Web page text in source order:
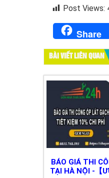
Post Views:
Share
BÀI VIẾT LIÊN QUAN
BÁO GIÁ THI
TẠI HÀ NỘI -【